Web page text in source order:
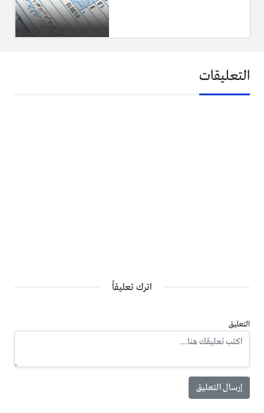
التعليقات
اترك تعليقاً
التعليق